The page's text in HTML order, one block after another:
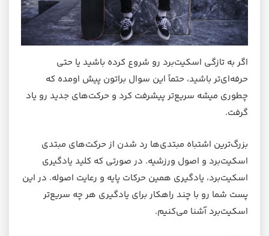
اگر به تازگی اسکیت‌برد رو شروع کرده باشید یا حتی
حرفه‌ای‌تر باشید، حتماً این سوال براتون پیش اومده که
چطوری میشه سریع‌تر پیشرفت کرد و حرکت‌های جدید رو یاد
گرفت.
بزرگ‌ترین اشتباه مبتدی‌ها رد شدن از حرکت‌های مبتدی
اسکیت‌برد و اصول ورزشیه. در صورتی که کلید یادگیری
اسکیت‌برد، یادگیری همین حرکات پایه و رعایت اصوله. در این
پست شما رو با چند راهکار برای یادگیری هر چه سریع‌تر
اسکیت‌برد آشنا می‌کنیم.